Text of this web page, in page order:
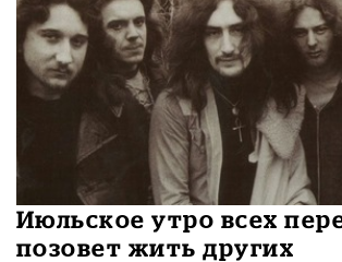
Июльское утро всех
позовет жить других